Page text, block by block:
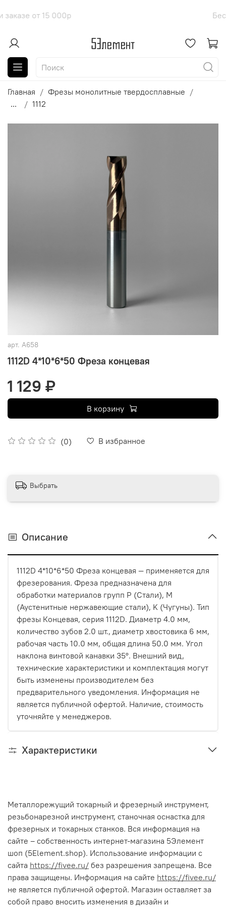
при заказе от 15 000р
Главная
Фрезы монолитные твердосплавные
...
1112
арт. A658
1112D 4*10*6*50 Фреза концевая
(0) В избранное
1 129 ₽
В корзину
Выбрать
Описание
1112D 4*10*6*50 Фреза концевая — применяется для
фрезерования. Фреза предназначена для
обработки материалов групп P (Стали), M
(Аустенитные нержавеющие стали), K (Чугуны). Тип
фрезы Концевая, серия 1112D. Диаметр 4.0 мм,
количество зубов 2.0 шт., диаметр хвостовика 6 мм,
рабочая часть 10.0 мм, общая длина 50.0 мм. Угол
наклона винтовой канавки 35°. Внешний вид,
технические характеристики и комплектация могут
быть изменены производителем без
предварительного уведомления. Информация не
является публичной офертой. Наличие, стоимость
уточняйте у менеджеров.
Характеристики
Металлорежущий токарный и фрезерный инструмент,
резьбонарезной инструмент, станочная оснастка для
фрезерных и токарных станков. Вся информация на
сайте – собственность интернет-магазина 5Элемент
шоп (5Element.shop). Использование информации с
сайта https://fivee.ru/ без разрешения запрещена. Все
права защищены. Информация на сайте https://fivee.ru/
не является публичной офертой. Магазин оставляет за
собой право вносить изменения в дизайн и